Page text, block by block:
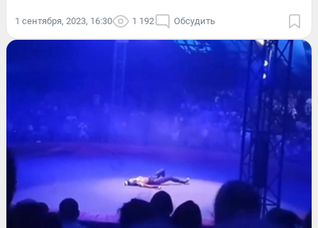
1 сентября, 2023, 16:30 1 192 Обсудить